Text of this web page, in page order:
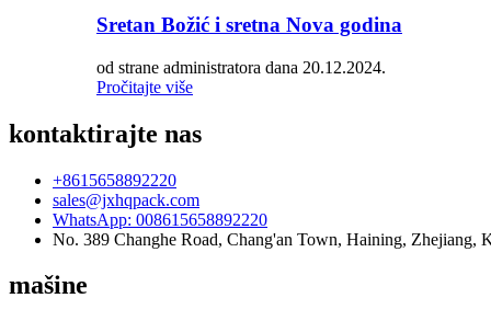
Sretan Božić i sretna Nova godina
od strane administratora dana 20.12.2024.
Pročitajte više
kontaktirajte nas
+8615658892220
sales@jxhqpack.com
WhatsApp: 008615658892220
No. 389 Changhe Road, Chang'an Town, Haining, Zhejiang,
mašine